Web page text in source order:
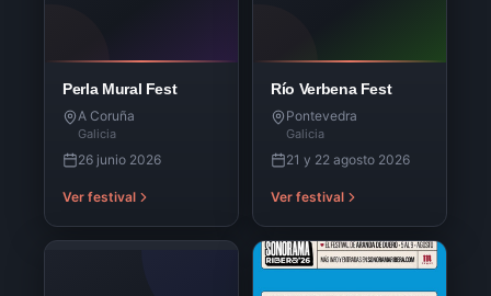
Perla Mural Fest
A Coruña
Galicia
26 junio 2026
Ver festival
Río Verbena Fest
Pontevedra
Galicia
21 y 22 agosto 2026
Ver festival